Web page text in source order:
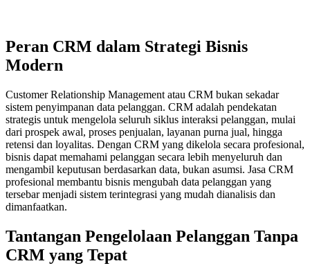
Peran CRM dalam Strategi Bisnis
Modern
Customer Relationship Management atau CRM bukan sekadar
sistem penyimpanan data pelanggan. CRM adalah pendekatan
strategis untuk mengelola seluruh siklus interaksi pelanggan, mulai
dari prospek awal, proses penjualan, layanan purna jual, hingga
retensi dan loyalitas. Dengan CRM yang dikelola secara profesional,
bisnis dapat memahami pelanggan secara lebih menyeluruh dan
mengambil keputusan berdasarkan data, bukan asumsi. Jasa CRM
profesional membantu bisnis mengubah data pelanggan yang
tersebar menjadi sistem terintegrasi yang mudah dianalisis dan
dimanfaatkan.
Tantangan Pengelolaan Pelanggan Tanpa
CRM yang Tepat